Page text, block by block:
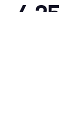
4.25